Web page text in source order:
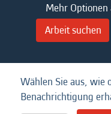
Mehr Optionen
Wählen Sie aus, wie
Benachrichtigung